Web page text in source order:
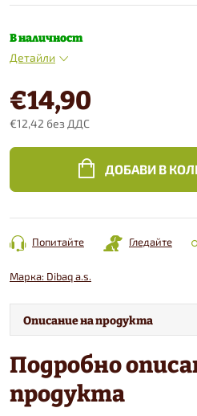
В наличност
Детайли
€14,90
€12,42 без ДДС
цена:
ДОБАВИ В
Попитайте Гледайте
Марка: Dibaq a.s.
Описание на продукта
Подробно
продукта